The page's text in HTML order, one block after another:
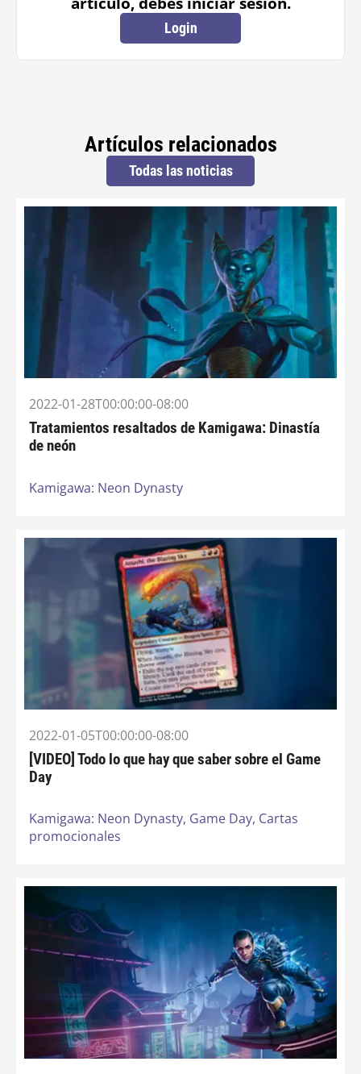
Login
Artículos relacionados
Todas las noticias
2022-01-28T00:00:00-08:00
Tratamientos resaltados de Kamigawa: Dinastía
de neón
Kamigawa: Neon Dynasty
2022-01-05T00:00:00-08:00
[VIDEO] Todo lo que hay que saber sobre el Game
Day
Kamigawa: Neon Dynasty, Game Day, Cartas
promocionales